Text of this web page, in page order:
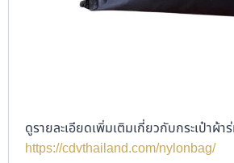
ดูรายละเอียดเพิ่มเติมเกี่ยวกับกระเป๋าผ้า
https://cdvthailand.com/nylonbag/